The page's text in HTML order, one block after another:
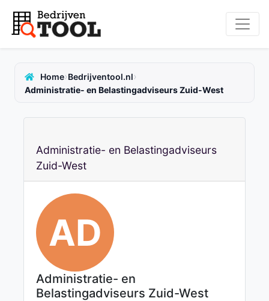
Home›Bedrijventool.nl›
Administratie- en Belastingadviseurs Zuid-West
Administratie- en Belastingadviseurs
Zuid-West
AD
Administratie- en
Belastingadviseurs Zuid-West